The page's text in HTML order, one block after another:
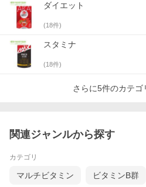
ダイエット
(18件)
スタミナ
(18件)
さらに5件のカテゴ
関連ジャンルから探す
カテゴリ
マルチビタミン ビタミンB群